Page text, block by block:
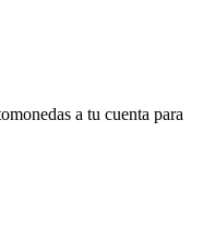
a tu cuenta para